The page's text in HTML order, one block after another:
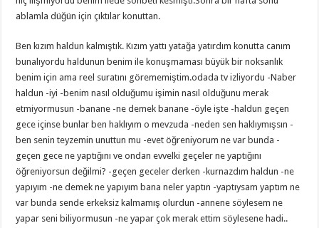
ablamla düğün için çıktılar konuttan.
Ben kızım haldun kalmıştık. Kızım yattı yatağa yatırdım konutta canım
bunalıyordu haldunun benim ile konuşmaması büyük bir noksanlık
benim için ama reel suratını görememiştim.odada tv izliyordu -Naber
haldun -iyi -benim nasıl olduğumu işimin nasıl olduğunu merak
etmiyormusun -banane -ne demek banane -öyle işte -haldun geçen
gece içinse bunlar ben haklıyım o mevzuda -neden sen haklıymışsın -
ben senin teyzemin unuttun mu -evet öğreniyorum ne var bunda -
geçen gece ne yaptığını ve ondan evvelki geçeler ne yaptığını
öğreniyorsun değilmi? -geçen geceler derken -kurnazdım haldun -ne
yapıyım -ne demek ne yapıyım bana neler yaptın -yaptıysam yaptım ne
var bunda sende erkeksiz kalmamış olurdun -annene söylesem ne
yapar seni biliyormusun -ne yapar çok merak ettim söylesene hadi..